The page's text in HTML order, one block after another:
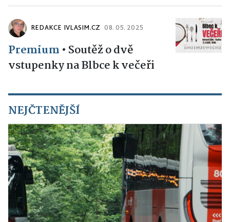
REDAKCE IVLASIM.CZ 08. 05. 2025
Premium • Soutěž o dvě
vstupenky na Blbce k večeři
NEJČTENĚJŠÍ